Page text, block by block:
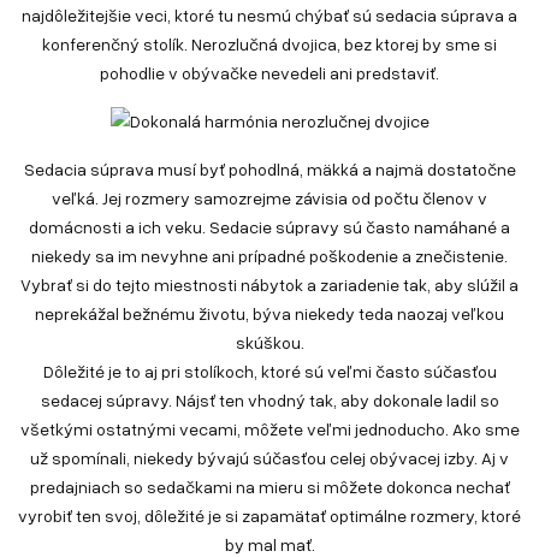
najdôležitejšie veci, ktoré tu nesmú chýbať sú sedacia súprava a
konferenčný stolík. Nerozlučná dvojica, bez ktorej by sme si
pohodlie v obývačke nevedeli ani predstaviť.
Sedacia súprava musí byť pohodlná, mäkká a najmä dostatočne
veľká. Jej rozmery samozrejme závisia od počtu členov v
domácnosti a ich veku. Sedacie súpravy sú často namáhané a
niekedy sa im nevyhne ani prípadné poškodenie a znečistenie.
Vybrať si do tejto miestnosti nábytok a zariadenie tak, aby slúžil a
neprekážal bežnému životu, býva niekedy teda naozaj veľkou
skúškou.
Dôležité je to aj pri stolíkoch, ktoré sú veľmi často súčasťou
sedacej súpravy. Nájsť ten vhodný tak, aby dokonale ladil so
všetkými ostatnými vecami, môžete veľmi jednoducho. Ako sme
už spomínali, niekedy bývajú súčasťou celej obývacej izby. Aj v
predajniach so sedačkami na mieru si môžete dokonca nechať
vyrobiť ten svoj, dôležité je si zapamätať optimálne rozmery, ktoré
by mal mať.